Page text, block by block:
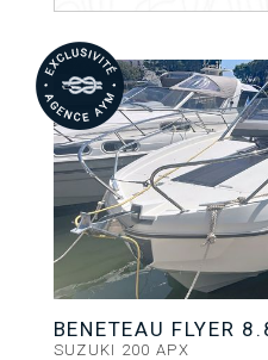
BENETEAU FLYER
SUZUKI 200 APX